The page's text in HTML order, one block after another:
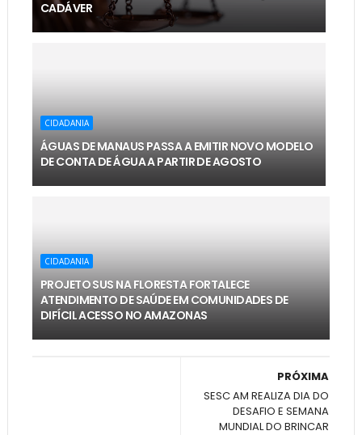
CADÁVER
CIDADANIA
ÁGUAS DE MANAUS PASSA A EMITIR NOVO MODELO
DE CONTA DE ÁGUA A PARTIR DE AGOSTO
CIDADANIA
PROJETO SUS NA FLORESTA FORTALECE
ATENDIMENTO DE SAÚDE EM COMUNIDADES DE
DIFÍCIL ACESSO NO AMAZONAS
PRÓXIMA
SESC AM REALIZA DIA DO
DESAFIO E SEMANA
MUNDIAL DO BRINCAR